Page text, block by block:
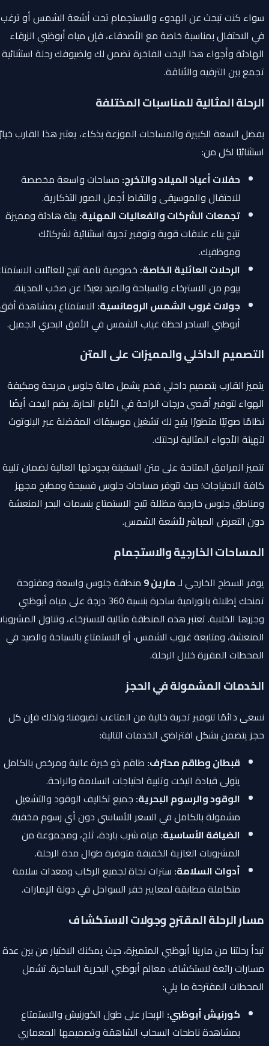
سواء كنت تبحث عن الهدوء والاستجمام تحت أشعة الشمس أو ترغب
في الاحتفال بمناسبة خاصة مع الأصدقاء، فإن مياه أبوظبي الزرقاء
الهادئة وأجواء هذا اليخت الفاخرة تضمن لك ولضيوفك رحلة استثنائية
تجمع بين الترفيه والأناقة.
الرحلة المثالية للمناسبات المختلفة
بفضل السعة الكبيرة والمساحات الموزعة بذكاء، يعتبر هذا القارب خيارًا
استثنائيًا لكل من:
حفلات أعياد الميلاد والتخرج:مساحات واسعة مخصصة
للاحتفال والموسيقى والتقاط أجمل الصور التذكارية.
تجمعات الشركات والفعاليات المهنية:بيئة هادئة ومميزة
تتيح بناء علاقات قوية وتوفير تجربة استثنائية لشركائك
وموظفيك.
الرحلات العائلية الخاصة:خصوصية تامة تتيح للعائلات الاستمتاع
بيوم من الاسترخاء والسباحة والصيد بعيدًا عن صخب المدينة.
جولات غروب الشمس الرومانسية:الاستمتاع بمشاهدة أفق
أبوظبي الساحر لحظة غياب الشمس في الأفق البحري الجميل.
التصميم الداخلي والمميزات على المتن
يتميز القارب بتصميم داخلي فخم يشمل صالة جلوس مريحة ومكيفة
الهواء لتوفير أقصى درجات الراحة في الأيام الحارة. يضم اليخت أيضًا
نظامًا صوتيًا متطورًا يتيح لك تشغيل موسيقاك المفضلة عبر البلوتوث
لتهيئة الأجواء المثالية لرحلتك.
تتميز المرافق المتاحة على متن السفينة بجودتها العالية لضمان تلبية
كافة الاحتياجات؛ حيث تتوفر مساحات جلوس فسيحة ومطبخ مجهز
ومناطق جلوس خارجية مظللة تتيح الاستمتاع بنسمات البحر المنعشة
دون التعرض المباشر لأشعة الشمس.
المساحات الخارجية والاستجمام
يوفر السطح الخارجي لـمارين 9 منطقة جلوس واسعة ومفتوحة
تمنحك إطلالة بانورامية ساحرة بنسبة 360 درجة على مياه أبوظبي
وجزرها الخلابة. تعتبر هذه المنطقة مثالية للاسترخاء، وتناول المشروبات
المنعشة، ومتابعة غروب الشمس، أو الاستمتاع بالسباحة والصيد في
المحطات المقررة خلال الرحلة.
الخدمات المشمولة في الحجز
نسعى دائمًا لتوفير تجربة خالية من المتاعب لضيوفنا؛ ولذلك فإن كل
حجز يتضمن بشكل افتراضي الخدمات التالية:
قبطان وطاقم محترف:طاقم ذو خبرة عالية ومرخص بالكامل
يتولى قيادة اليخت وتلبية احتياجات السلامة والراحة.
الوقود والرسوم البحرية:جميع تكاليف الوقود والتشغيل
مشمولة بالكامل في السعر الأساسي دون أي رسوم مخفية.
الضيافة الأساسية:مياه شرب باردة، ثلج، ومجموعة من
المشروبات الغازية الخفيفة متوفرة طوال مدة الرحلة.
أدوات السلامة:سترات نجاة لجميع الركاب ومعدات سلامة
متكاملة مطابقة لمعايير خفر السواحل في دولة الإمارات.
مسار الرحلة المقترح وجولات الاستكشاف
تبدأ رحلتنا من مارينا أبوظبي المتميزة، حيث يمكنك الاختيار من بين عدة
مسارات رائعة لاستكشاف معالم أبوظبي البحرية الساحرة. تشمل
المحطات المقترحة ما يلي:
كورنيش أبوظبي:الإبحار على طول الكورنيش والاستمتاع
بمشاهدة ناطحات السحاب الشاهقة وتصميمها المعماري